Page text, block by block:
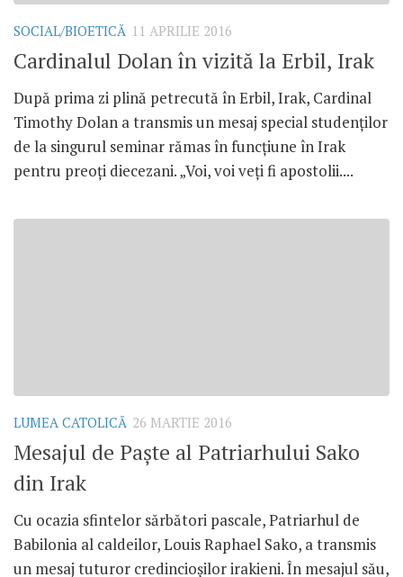
SOCIAL/BIOETICĂ 11 APRILIE 2016
Cardinalul Dolan în vizită la Erbil, Irak
După prima zi plină petrecută în Erbil, Irak, Cardinal
Timothy Dolan a transmis un mesaj special studenților
de la singurul seminar rămas în funcțiune în Irak
pentru preoți diecezani. „Voi, voi veți fi apostolii....
LUMEA CATOLICĂ 26 MARTIE 2016
Mesajul de Paște al Patriarhului Sako
din Irak
Cu ocazia sfintelor sărbători pascale, Patriarhul de
Babilonia al caldeilor, Louis Raphael Sako, a transmis
un mesaj tuturor credincioșilor irakieni. În mesajul său,